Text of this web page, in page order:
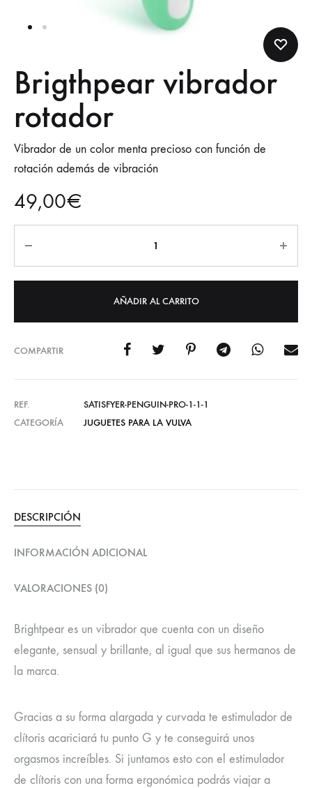
Brigthpear vibrador
rotador
Vibrador de un color menta precioso con función de
rotación además de vibración
49,00€
AÑADIR AL CARRITO
COMPARTIR
REF.
SATISFYER-PENGUIN-PRO-1-1-1
CATEGORÍA
JUGUETES PARA LA VULVA
DESCRIPCIÓN
INFORMACIÓN ADICIONAL
VALORACIONES (0)
Brightpear es un vibrador que cuenta con un diseño
elegante, sensual y brillante, al igual que sus hermanos de
la marca.
Gracias a su forma alargada y curvada te estimulador de
clítoris acariciará tu punto G y te conseguirá unos
orgasmos increíbles. Si juntamos esto con el estimulador
de clítoris con una forma ergonómica podrás viajar a